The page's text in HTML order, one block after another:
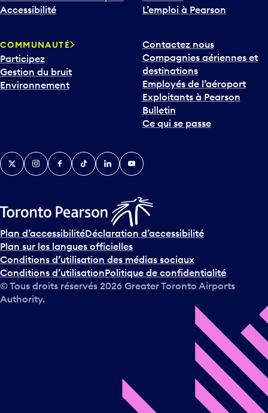
Accessibilité
L’emploi à Pearson
COMMUNAUTÉ
Participez
Gestion du bruit
Environnement
Contactez nous
Compagnies aériennes et
destinations
Employés de l’aéroport
Exploitants à Pearson
Bulletin
Ce qui se passe
TwitterInstagramFacebook
TikTokLinkedInYouTube
Plan d’accessibilitéDéclaration d’accessibilité
Plan sur les langues officielles
Conditions d’utilisation des médias sociaux
Conditions d’utilisationPolitique de confidentialité
© Tous droits réservés 2026 Greater Toronto Airports
Authority.